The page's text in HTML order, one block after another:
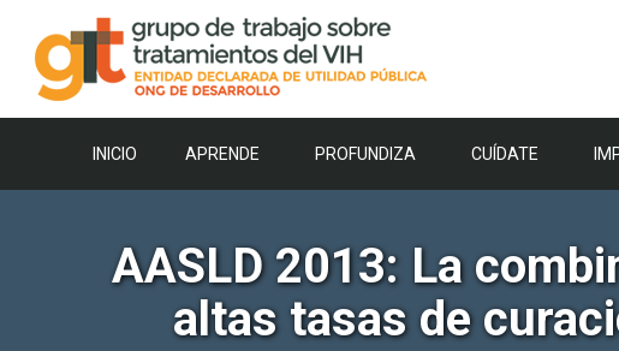
contenido
INICIO APRENDE PROFUNDIZA CUÍDATE
AASLD 2013: La
altas tasas de